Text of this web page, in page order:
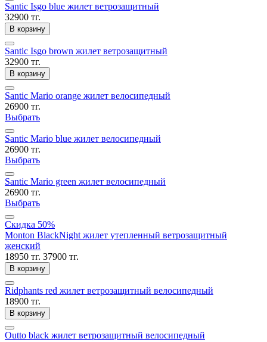
Santic Isgo blue жилет ветрозащитный
32900 тг.
В корзину
Santic Isgo brown жилет ветрозащитный
32900 тг.
В корзину
Santic Mario orange жилет велосипедный
26900 тг.
Выбрать
Santic Mario blue жилет велосипедный
26900 тг.
Выбрать
Santic Mario green жилет велосипедный
26900 тг.
Выбрать
Скидка 50%
Monton BlackNight жилет утепленный ветрозащитный
женский
18950 тг. 37900 тг.
В корзину
Ridphants red жилет ветрозащитный велосипедный
18900 тг.
В корзину
Outto black жилет ветрозащитный велосипедный